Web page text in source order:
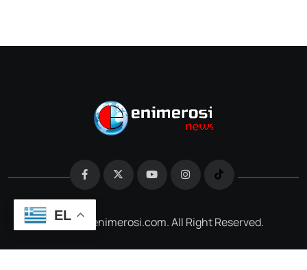
@2026 e-enimerosi.com. All Right Reserved.
EL